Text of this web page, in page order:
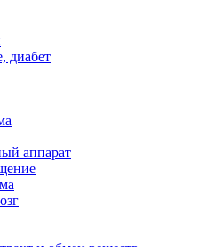
диабет
аппарат